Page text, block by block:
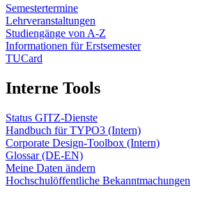
Semestertermine
Lehrveranstaltungen
Studiengänge von A-Z
Informationen für Erstsemester
TUCard
Interne Tools
Status GITZ-Dienste
Handbuch für TYPO3 (Intern)
Corporate Design-Toolbox (Intern)
Glossar (DE-EN)
Meine Daten ändern
Hochschulöffentliche Bekanntmachungen